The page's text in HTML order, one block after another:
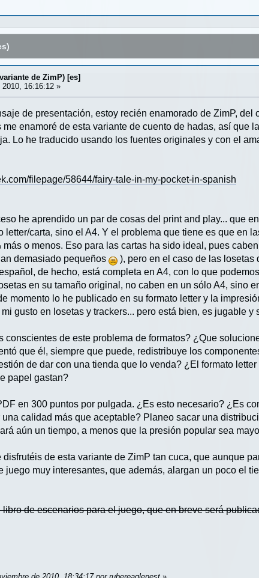
de ZimP) [es]
16:16:12 »
de presentación, estoy recién enamorado de ZimP, del
me enamoré de esta variante de cuento de hadas, así que
Lo he traducido usando los fuentes originales y con el
filepage/58644/fairy-tale-in-my-pocket-in-spanish
he aprendido un par de cosas del print and play... que
letter/carta, sino el A4. Y el problema que tiene es que en
o menos. Eso para las cartas ha sido ideal, pues
demasiado pequeños
), pero en el caso de las
de hecho, está completa en A4, con lo que
en su tamaño original, no caben en un sólo A4, sino
momento lo he publicado en su formato letter y la
gusto en losetas y trackers... pero está bien, es jugable y
conscientes de este problema de formatos? ¿Que
que él, siempre que puede, redistribuye los
de dar con una tienda que lo venda? ¿El formato
papel gastan?
en 300 puntos por pulgada. ¿Es esto necesario? ¿Es
calidad más que aceptable? Planeo sacar una
aún un tiempo, a menos que la presión popular sea
de esta variante de ZimP tan cuca, que aunque
juego muy interesantes, que además, alargan un poco el
libro de escenarios para el juego, que en breve será